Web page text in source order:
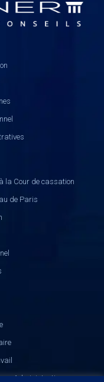
la Cour de cassation
de Paris
Administrative